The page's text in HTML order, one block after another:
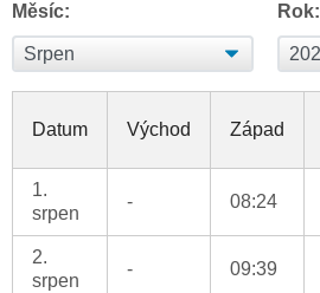
Měsíc: Rok:
Datum Východ Západ
1.
srpen
- 08:24
2.
srpen
- 09:39